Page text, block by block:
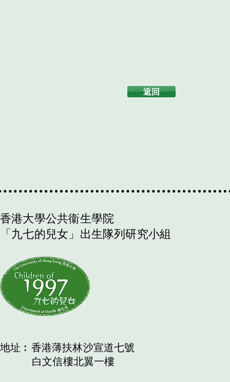
返回
香港大學公共衞生學院
「九七的兒女」出生隊列研究小組
地址︰香港薄扶林沙宣道七號
白文信樓北翼一樓